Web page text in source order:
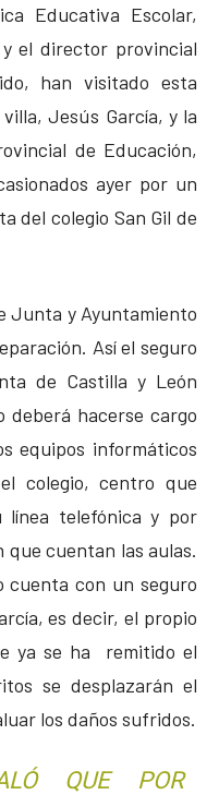
Educativa Escolar,
y el director provincial
han visitado esta
Jesús García, y la
de Educación,
ayer por un
del colegio San Gil de
Junta y Ayuntamiento
Así el seguro
de Castilla y León
hacerse cargo
equipos informáticos
colegio, centro que
línea telefónica y por
cuentan las aulas.
cuenta con un seguro
es decir, el propio
ya se ha remitido el
se desplazarán el
los daños sufridos.
QUE POR